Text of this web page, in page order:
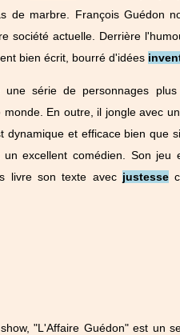
de marbre. François Guédon
société actuelle. Derrière
bien écrit, bourré d'idées
une série de personnages
En outre, il jongle avec
dynamique et efficace bien que
excellent comédien. Son jeu
livre son texte avec justesse
"L'Affaire Guédon" est un